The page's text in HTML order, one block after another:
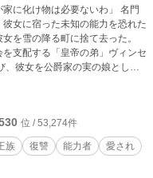
祭具の聖女”と呼ばれるようにな
えられた呼び名は、まったく別
テムで今日も必死にごまか
ていく、勘違い異世界ファン
に化け物は必要ないわ」 名門
女に宿った未知の能力を恐れた
を雪の降る町に捨て去った。
支配する「皇帝の弟」ヴィンセ
、彼女を公爵家の実の娘として
の過保護な兄と、五人の精鋭部
いた。 すべてを暴く『黄金の
たちから授かった至高の淑女教
らなる権力を手に入れるた
していた。 「お久しぶりで
返しを受け取ってくださいね」
、その幕が上がる。
位 / 53,274件
族 復讐 能力者
愛され